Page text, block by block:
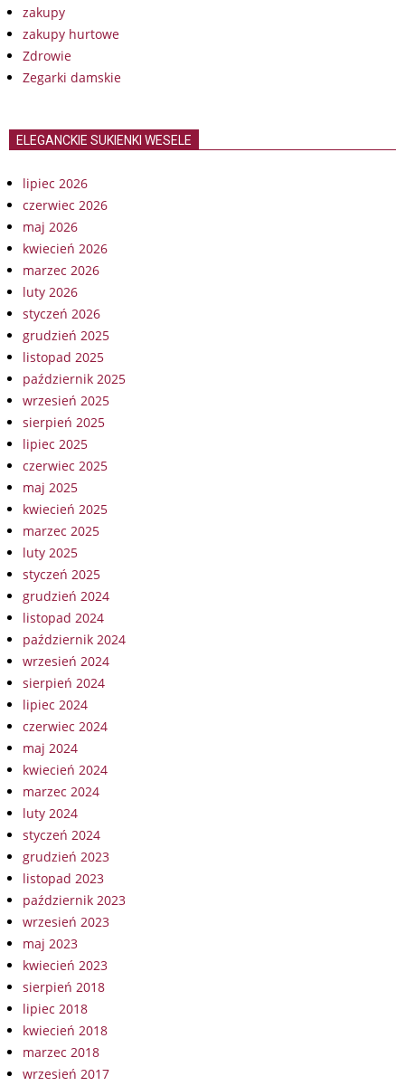
zakupy
zakupy hurtowe
Zdrowie
Zegarki damskie
ELEGANCKIE SUKIENKI WESELE
lipiec 2026
czerwiec 2026
maj 2026
kwiecień 2026
marzec 2026
luty 2026
styczeń 2026
grudzień 2025
listopad 2025
październik 2025
wrzesień 2025
sierpień 2025
lipiec 2025
czerwiec 2025
maj 2025
kwiecień 2025
marzec 2025
luty 2025
styczeń 2025
grudzień 2024
listopad 2024
październik 2024
wrzesień 2024
sierpień 2024
lipiec 2024
czerwiec 2024
maj 2024
kwiecień 2024
marzec 2024
luty 2024
styczeń 2024
grudzień 2023
listopad 2023
październik 2023
wrzesień 2023
maj 2023
kwiecień 2023
sierpień 2018
lipiec 2018
kwiecień 2018
marzec 2018
wrzesień 2017